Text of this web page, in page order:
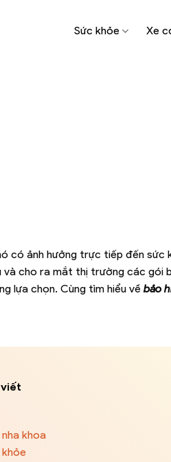
Sức khỏe Xe
có ảnh hưởng trực tiếp đến sức
và cho ra mắt thị trường các gói
lựa chọn. Cùng tìm hiểu về bảo
viết
khoa